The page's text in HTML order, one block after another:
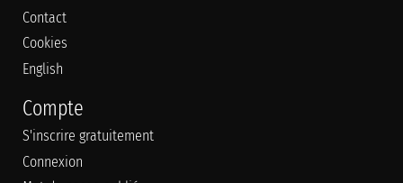
Contact
Cookies
English
Compte
S'inscrire gratuitement
Connexion